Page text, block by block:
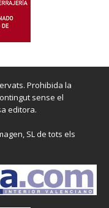
Prohibida la
sense el
editora.
SL de tots els